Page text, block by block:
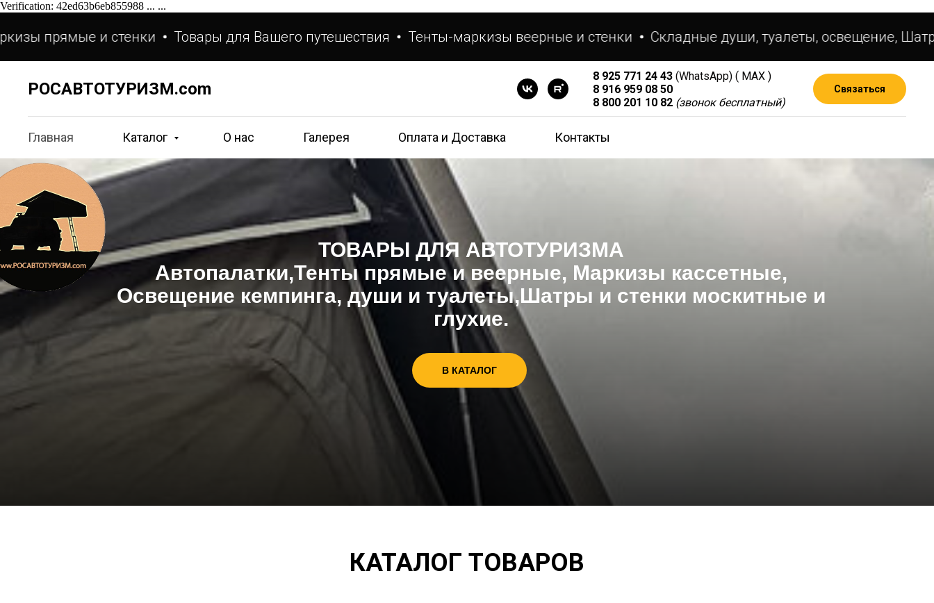
Verification: 42ed63b6eb855988 ... ...
и стенки Товары для Вашего путешествия Тенты-маркизы веерные и стенки Складные души, туалеты, освещение, Шатры
РОСАВТОТУРИЗМ.com
8 925 771 24 43 (WhatsApp) ( МАХ )
8 916 959 08 50
8 800 201 10 82 (звонок бесплатный)
Связаться
Главная Каталог О нас Галерея Оплата и Доставка Контакты
В КАТАЛОГ
ТОВАРЫ ДЛЯ АВТОТУРИЗМА
Автопалатки,Тенты прямые и веерные, Маркизы кассетные,
Освещение кемпинга, души и туалеты,Шатры и стенки москитные и
глухие.
КАТАЛОГ ТОВАРОВ